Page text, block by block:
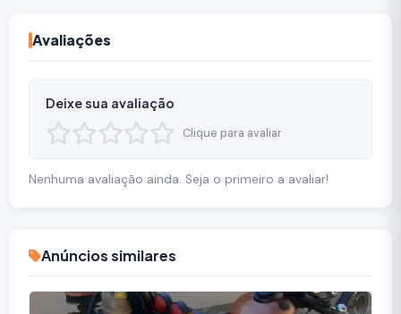
Avaliações
Deixe sua avaliação
Clique para avaliar
Nenhuma avaliação ainda. Seja o primeiro a avaliar!
Anúncios similares